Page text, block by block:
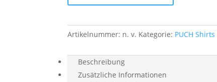
Artikelnummer: n. v. Kategorie: PUCH Shirts
Beschreibung
Zusätzliche Informationen